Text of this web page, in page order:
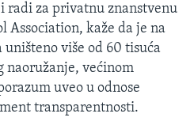
radi za privatnu znanstvenu
Association, kaže da je na
uništeno više od 60 tisuća
naoružanje, većinom
uveo u odnose
transparentnosti.